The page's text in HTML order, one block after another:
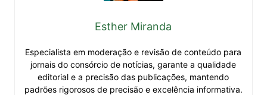
Esther Miranda
Especialista em moderação e revisão de conteúdo para
jornais do consórcio de notícias, garante a qualidade
editorial e a precisão das publicações, mantendo
padrões rigorosos de precisão e excelência informativa.